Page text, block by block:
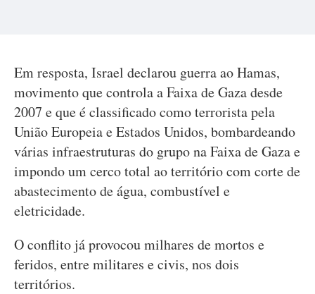
Em resposta, Israel declarou guerra ao Hamas,
movimento que controla a Faixa de Gaza desde
2007 e que é classificado como terrorista pela
União Europeia e Estados Unidos, bombardeando
várias infraestruturas do grupo na Faixa de Gaza e
impondo um cerco total ao território com corte de
abastecimento de água, combustível e
eletricidade.
O conflito já provocou milhares de mortos e
feridos, entre militares e civis, nos dois
territórios.